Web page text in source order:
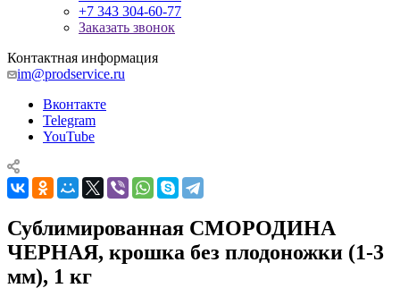
+7 343 304-60-77
Заказать звонок
Контактная информация
im@prodservice.ru
Вконтакте
Telegram
YouTube
Сублимированная СМОРОДИНА
ЧЕРНАЯ, крошка без плодоножки (1-3
мм), 1 кг